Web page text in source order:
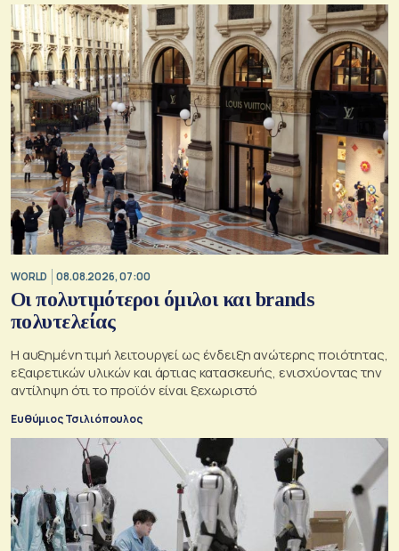
WORLD 08.08.2026, 07:00
Οι πολυτιμότεροι όμιλοι και brands
πολυτελείας
Η αυξημένη τιμή λειτουργεί ως ένδειξη ανώτερης ποιότητας,
εξαιρετικών υλικών και άρτιας κατασκευής, ενισχύοντας την
αντίληψη ότι το προϊόν είναι ξεχωριστό
Ευθύμιος Τσιλιόπουλος